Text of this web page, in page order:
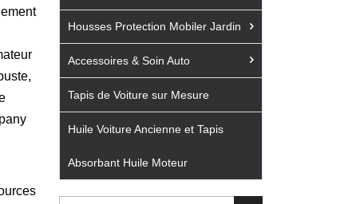
Housses Protection Mobiler Jardin
Accessoires & Soin Auto
Tapis de Voiture sur Mesure
Huile Voiture Ancienne et Tapis
Absorbant Huile Moteur